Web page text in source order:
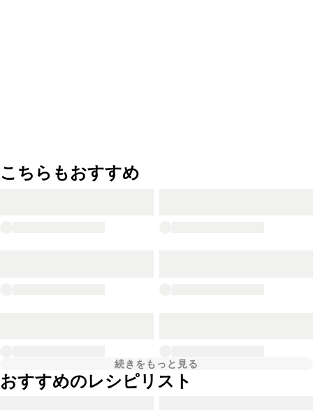
こちらもおすすめ
続きをもっと見る
おすすめのレシピリスト